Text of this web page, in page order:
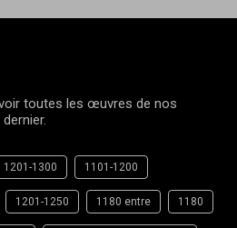
toutes les œuvres de nos
1201-1300 1101-1200
1201-1250 1180 entre 1180